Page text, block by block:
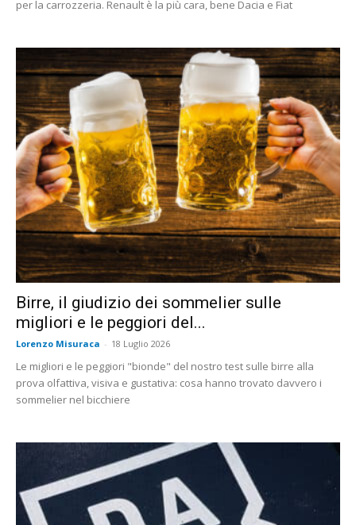
per la carrozzeria. Renault è la più cara, bene Dacia e Fiat
Birre, il giudizio dei sommelier sulle
migliori e le peggiori del...
Lorenzo Misuraca - 18 Luglio 2026
Le migliori e le peggiori "bionde" del nostro test sulle birre alla
prova olfattiva, visiva e gustativa: cosa hanno trovato davvero i
sommelier nel bicchiere